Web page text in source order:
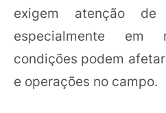
exigem atenção de
especialmente
condições podem
e operações no campo.